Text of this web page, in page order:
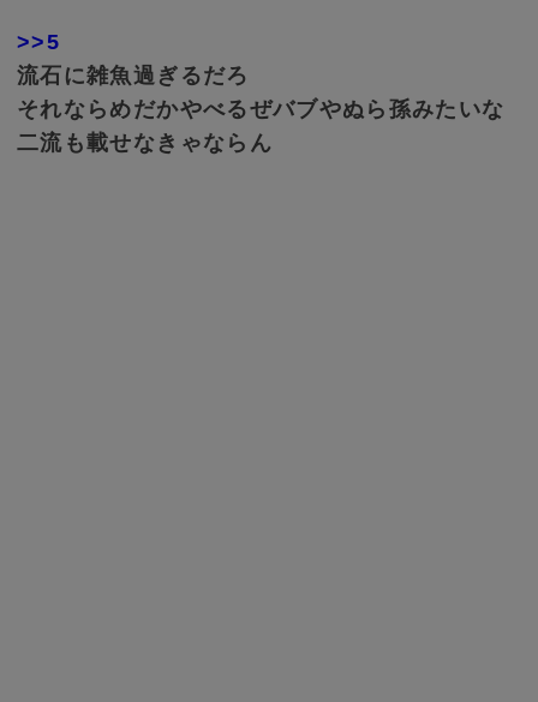
>>5
流石に雑魚過ぎるだろ
それならめだかやべるぜバブやぬら孫みたいな
二流も載せなきゃならん